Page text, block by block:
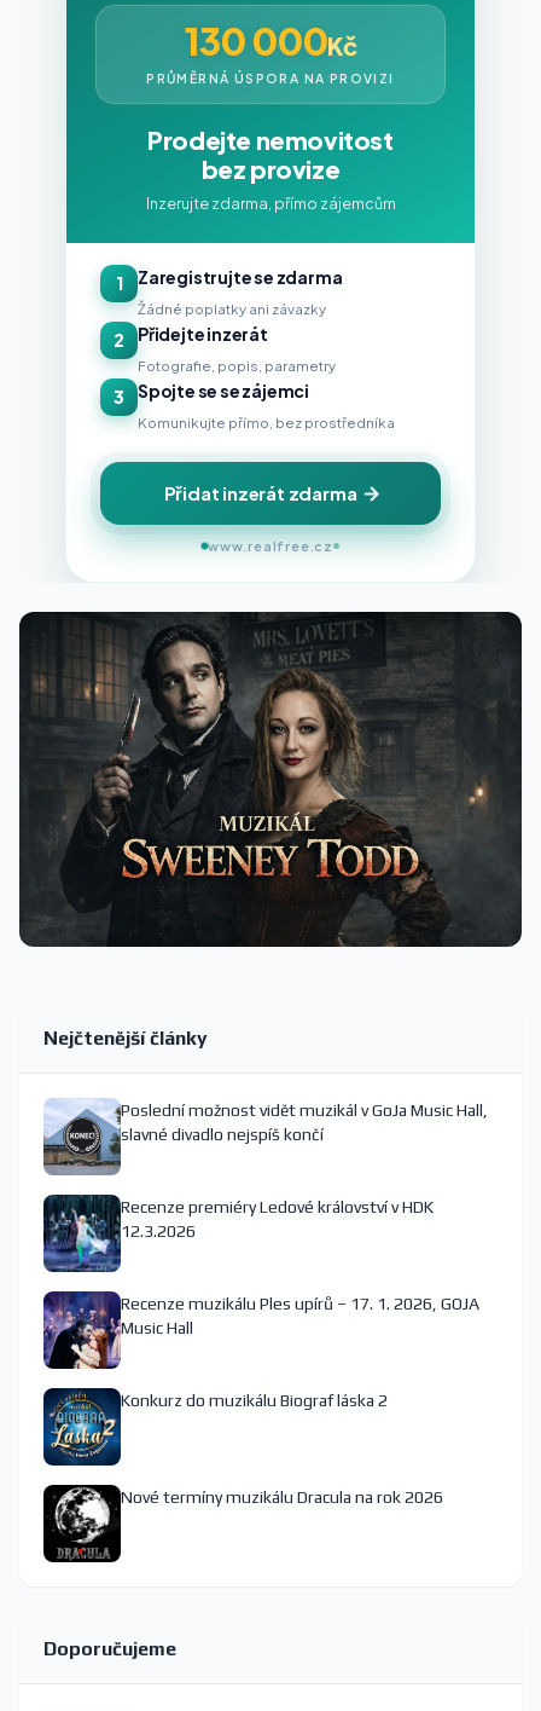
130 000Kč
PRŮMĚRNÁ ÚSPORA NA PROVIZI
Prodejte nemovitost
bez provize
Inzerujte zdarma, přímo zájemcům
1 Zaregistrujte se zdarma
Žádné poplatky ani závazky
2 Přidejte inzerát
Fotografie, popis, parametry
3 Spojte se se zájemci
Komunikujte přímo, bez prostředníka
Přidat inzerát zdarma
www.realfree.cz
Nejčtenější články
Poslední možnost vidět muzikál v GoJa Music Hall,
slavné divadlo nejspíš končí
Recenze premiéry Ledové království v HDK
12.3.2026
Recenze muzikálu Ples upírů – 17. 1. 2026, GOJA
Music Hall
Konkurz do muzikálu Biograf láska 2
Nové termíny muzikálu Dracula na rok 2026
Doporučujeme